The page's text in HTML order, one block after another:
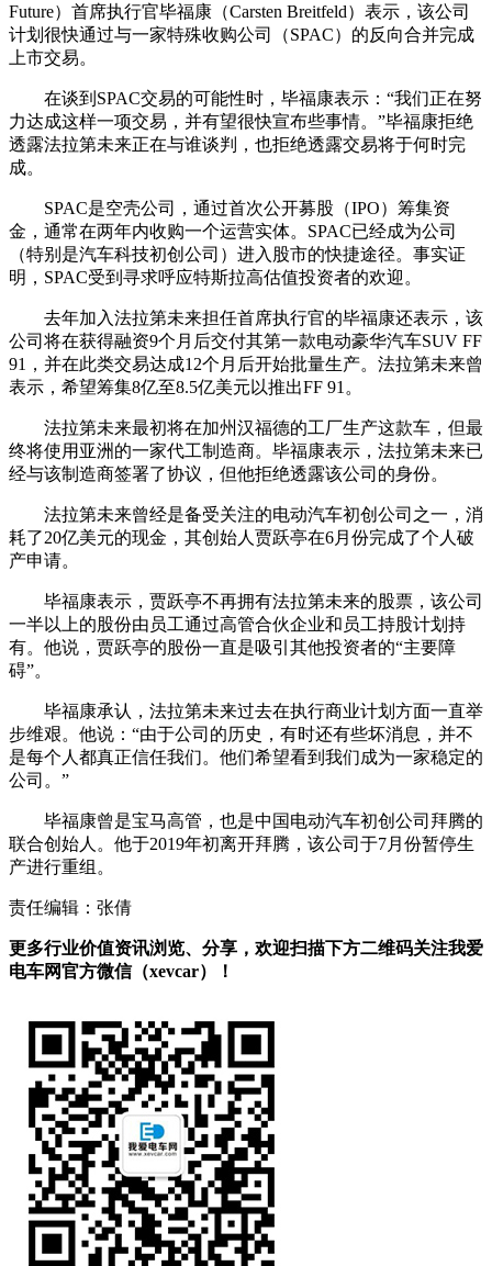
Future）首席执行官毕福康（Carsten Breitfeld）表示，该公司
计划很快通过与一家特殊收购公司（SPAC）的反向合并完成
上市交易。
在谈到SPAC交易的可能性时，毕福康表示：“我们正在努
力达成这样一项交易，并有望很快宣布些事情。”毕福康拒绝
透露法拉第未来正在与谁谈判，也拒绝透露交易将于何时完
成。
SPAC是空壳公司，通过首次公开募股（IPO）筹集资
金，通常在两年内收购一个运营实体。SPAC已经成为公司
（特别是汽车科技初创公司）进入股市的快捷途径。事实证
明，SPAC受到寻求呼应特斯拉高估值投资者的欢迎。
去年加入法拉第未来担任首席执行官的毕福康还表示，该
公司将在获得融资9个月后交付其第一款电动豪华汽车SUV FF
91，并在此类交易达成12个月后开始批量生产。法拉第未来曾
表示，希望筹集8亿至8.5亿美元以推出FF 91。
法拉第未来最初将在加州汉福德的工厂生产这款车，但最
终将使用亚洲的一家代工制造商。毕福康表示，法拉第未来已
经与该制造商签署了协议，但他拒绝透露该公司的身份。
法拉第未来曾经是备受关注的电动汽车初创公司之一，消
耗了20亿美元的现金，其创始人贾跃亭在6月份完成了个人破
产申请。
毕福康表示，贾跃亭不再拥有法拉第未来的股票，该公司
一半以上的股份由员工通过高管合伙企业和员工持股计划持
有。他说，贾跃亭的股份一直是吸引其他投资者的“主要障
碍”。
毕福康承认，法拉第未来过去在执行商业计划方面一直举
步维艰。他说：“由于公司的历史，有时还有些坏消息，并不
是每个人都真正信任我们。他们希望看到我们成为一家稳定的
公司。”
毕福康曾是宝马高管，也是中国电动汽车初创公司拜腾的
联合创始人。他于2019年初离开拜腾，该公司于7月份暂停生
产进行重组。
责任编辑：张倩
更多行业价值资讯浏览、分享，欢迎扫描下方二维码关注我爱
电车网官方微信（xevcar）！